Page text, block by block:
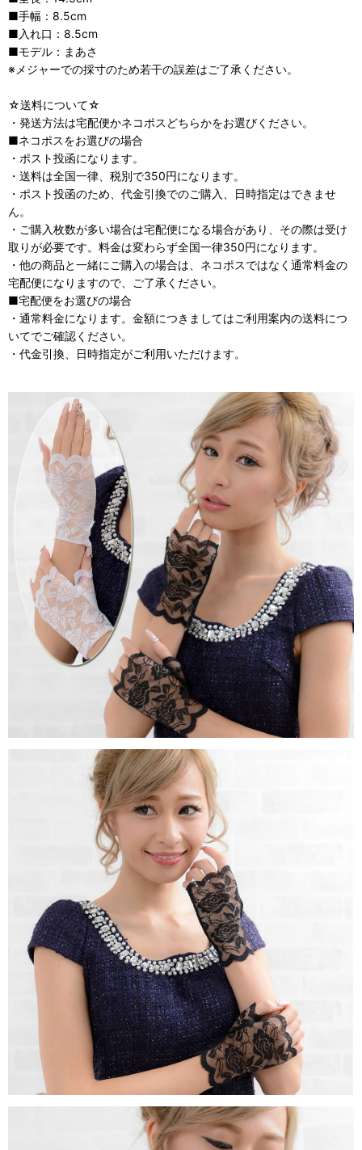
■手幅：8.5cm
■入れ口：8.5cm
■モデル：まあさ
※メジャーでの採寸のため若干の誤差はご了承ください。
☆送料について☆
・発送方法は宅配便かネコポスどちらかをお選びください。
■ネコポスをお選びの場合
・ポスト投函になります。
・送料は全国一律、税別で350円になります。
・ポスト投函のため、代金引換でのご購入、日時指定はできませ
ん。
・ご購入枚数が多い場合は宅配便になる場合があり、その際は受け
取りが必要です。料金は変わらず全国一律350円になります。
・他の商品と一緒にご購入の場合は、ネコポスではなく通常料金の
宅配便になりますので、ご了承ください。
■宅配便をお選びの場合
・通常料金になります。金額につきましてはご利用案内の送料につ
いてでご確認ください。
・代金引換、日時指定がご利用いただけます。